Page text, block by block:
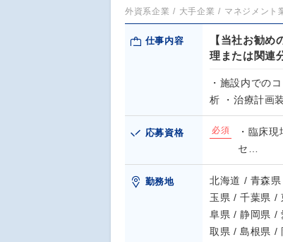
外資系企業 大手企業 マネジメント
仕事内容
【当社お勧
理または関連
・施設内での
析 ・治療計画
応募資格 必須
・臨床
セ…
勤務地
北海道 / 青森
玉県 / 千葉県 /
阜県 / 静岡県 /
取県 / 島根県 /